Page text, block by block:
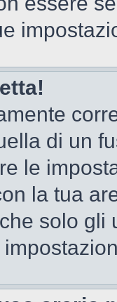
di un
le
la tua
solo